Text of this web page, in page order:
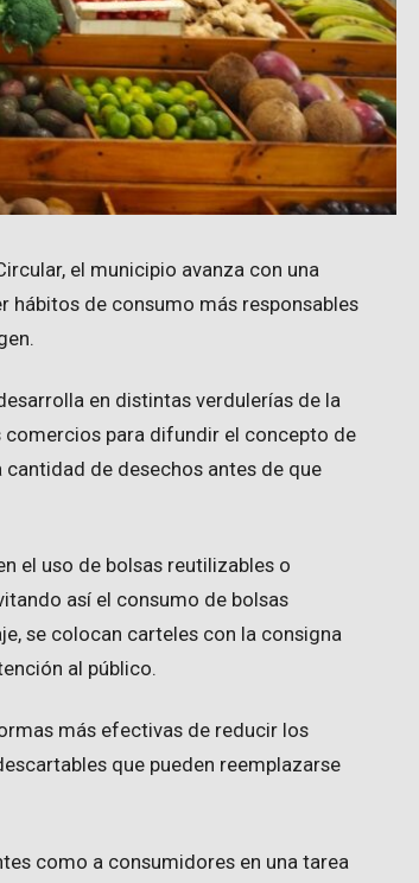
el municipio avanza con una
hábitos de consumo más responsables
en distintas verdulerías de la
para difundir el concepto de
de desechos antes de que
el uso de bolsas reutilizables o
así el consumo de bolsas
se colocan carteles con la consigna
al público.
más efectivas de reducir los
que pueden reemplazarse
como a consumidores en una tarea